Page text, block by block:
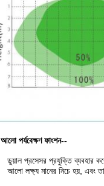
আলো পর্যবেক্ষণ ফাংশন--
ডুয়াল প্রসেসর প্রযুক্তি ব্যবহার
আলো লক্ষ্য মানের নিচে হয়, এবং